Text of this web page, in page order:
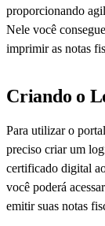
proporcionando
Nele você
imprimir as notas
Criando o
Para utilizar o
preciso criar um
certificado digital
você poderá
emitir suas notas